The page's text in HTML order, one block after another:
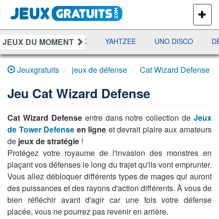
PLUS
DE
JEUX
JEUX DU MOMENT
RAMI JETX YAHTZEE UNO DISCO
Jeuxgratuits jeux de défense Cat Wizard Defense
Jeu Cat Wizard Defense
Cat Wizard Defenseentre dans notre collection de Jeux
de Tower Defense en ligne et devrait plaire aux amateurs
de jeux de stratégie !
Protégez votre royaume de l'invasion des monstres en
plaçant vos défenses le long du trajet qu'ils vont emprunter.
Vous allez débloquer différents types de mages qui auront
des puissances et des rayons d'action différents. À vous de
bien réfléchir avant d'agir car une fois votre défense
placée, vous ne pourrez pas revenir en arrière.